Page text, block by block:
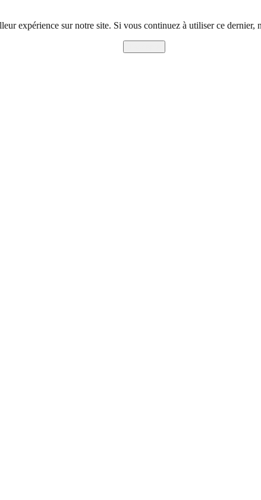
expérience sur notre site. Si vous continuez à utiliser ce dernier,